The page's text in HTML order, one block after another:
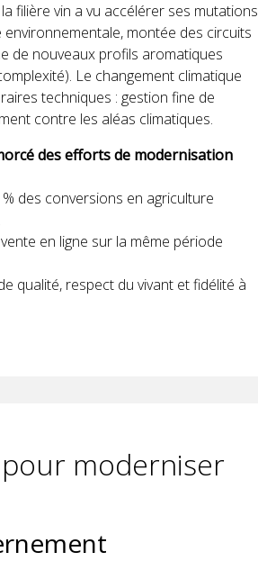
filière vin a vu accélérer ses mutations
montée des circuits
de nouveaux profils aromatiques
Le changement climatique
techniques : gestion fine de
contre les aléas climatiques.
des efforts de modernisation
des conversions en agriculture
en ligne sur la même période
qualité, respect du vivant et fidélité à
moderniser